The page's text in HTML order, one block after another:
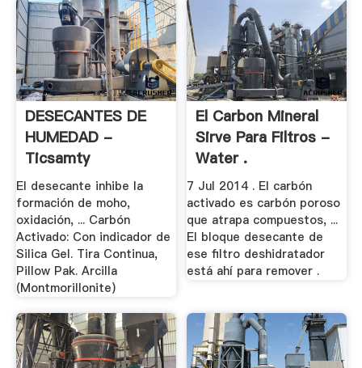
DESECANTES DE
HUMEDAD -
Ticsamty
El desecante inhibe la
formación de moho,
oxidación, ... Carbón
Activado: Con indicador de
Silica Gel. Tira Continua,
Pillow Pak. Arcilla
(Montmorillonite)
El Carbon Mineral
Sirve Para Filtros -
Water .
7 Jul 2014 . El carbón
activado es carbón poroso
que atrapa compuestos, ...
El bloque desecante de
ese filtro deshidratador
está ahí para remover .